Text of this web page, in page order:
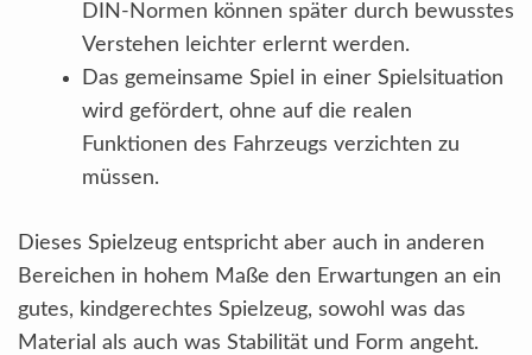
DIN-Normen können später durch bewusstes
Verstehen leichter erlernt werden.
Das gemeinsame Spiel in einer Spielsituation
wird gefördert, ohne auf die realen
Funktionen des Fahrzeugs verzichten zu
müssen.
Dieses Spielzeug entspricht aber auch in anderen
Bereichen in hohem Maße den Erwartungen an ein
gutes, kindgerechtes Spielzeug, sowohl was das
Material als auch was Stabilität und Form angeht.